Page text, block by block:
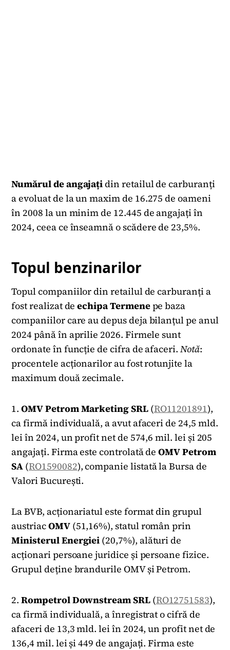
Numărul de angajațidin retailul de carburanți
a evoluat de la un maxim de 16.275 de oameni
în 2008 la un minim de 12.445 de angajați în
2024, ceea ce înseamnă o scădere de 23,5%.
Topul benzinarilor
Topul companiilor din retailul de carburanți a
fost realizat deechipaTermenepe baza
companiilor care au depus deja bilanțul pe anul
2024 până în aprilie 2026. Firmele sunt
ordonate în funcție de cifra de afaceri. Notă:
procentele acționarilor au fost rotunjite la
maximum două zecimale.
1.OMV Petrom Marketing SRL(RO11201891),
ca firmă individuală, a avut afaceri de 24,5 mld.
lei în 2024, un profit net de 574,6 mil. lei și 205
angajați. Firma este controlată deOMV Petrom
SA (RO1590082), companie listată la Bursa de
Valori București.
La BVB, acționariatul este format din grupul
austriacOMV(51,16%), statul român prin
MinisterulEnergiei (20,7%), alături de
acționari persoane juridice și persoane fizice.
Grupul deține brandurile OMV și Petrom.
2.Rompetrol Downstream SRL (RO12751583),
ca firmă individuală, a înregistrat o cifră de
afaceri de 13,3 mld. lei în 2024, un profit net de
136,4 mil. lei și 449 de angajați. Firma este